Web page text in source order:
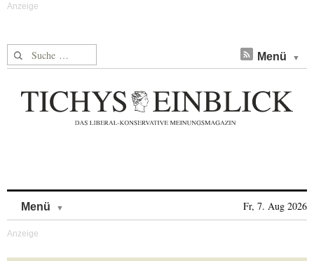
Suche nach: Menü
Menü Fr, 7. Aug 2026